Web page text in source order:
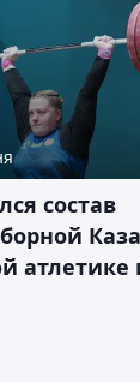
состав
атлетике